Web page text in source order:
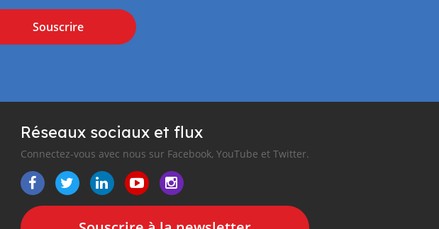
Souscrire
Réseaux sociaux et flux
Connectez-vous avec nous sur Facebook, YouTube et Twitter.